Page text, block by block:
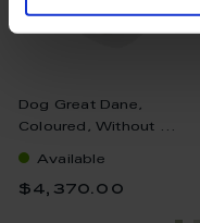
Dog Great Dane,
Coloured, Without ...
Available
$4,370.00